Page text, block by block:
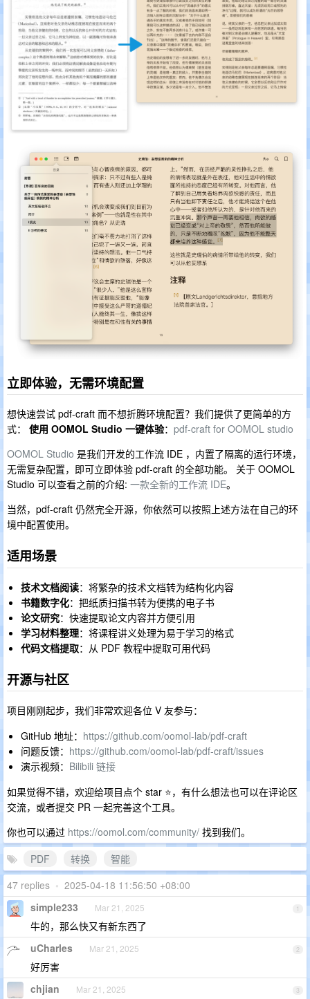
立即体验，无需环境配置
想快速尝试 pdf-craft 而不想折腾环境配置？我们提供了更简单的方
式： 使用 OOMOL Studio 一键体验： pdf-craft for OOMOL studio
OOMOL Studio 是我们开发的工作流 IDE ，内置了隔离的运行环境，
无需复杂配置，即可立即体验 pdf-craft 的全部功能。 关于 OOMOL
Studio 可以查看之前的介绍: 一款全新的工作流 IDE。
当然，pdf-craft 仍然完全开源，你依然可以按照上述方法在自己的环
境中配置使用。
适用场景
技术文档阅读：将繁杂的技术文档转为结构化内容
书籍数字化：把纸质扫描书转为便携的电子书
论文研究：快速提取论文内容并方便引用
学习材料整理：将课程讲义处理为易于学习的格式
代码文档提取：从 PDF 教程中提取可用代码
开源与社区
项目刚刚起步，我们非常欢迎各位 V 友参与：
GitHub 地址： https://github.com/oomol-lab/pdf-craft
问题反馈： https://github.com/oomol-lab/pdf-craft/issues
演示视频： Bilibili 链接
如果觉得不错，欢迎给项目点个 star ⭐，有什么想法也可以在评论区
交流，或者提交 PR 一起完善这个工具。
你也可以通过 https://oomol.com/community/ 找到我们。
PDF
转换
智能
47 replies • 2025-04-18 11:56:50 +08:00
1
simple233 Mar 21, 2025
牛的，那么快又有新东西了
2
uCharles Mar 21, 2025
好厉害
3
chjian Mar 21, 2025